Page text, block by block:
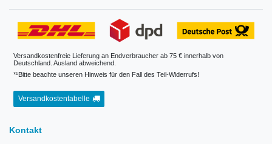
Versandkostenfreie Lieferung an Endverbraucher ab 75 € innerhalb von
Deutschland. Ausland abweichend.
*¹Bitte beachte unseren Hinweis für den Fall des Teil-Widerrufs!
Versandkostentabelle
Kontakt